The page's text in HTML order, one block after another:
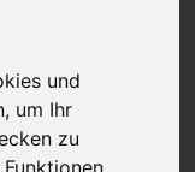
und
um Ihr
zu